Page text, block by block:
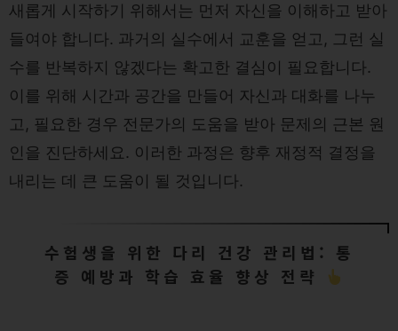
새롭게 시작하기 위해서는 먼저 자신을 이해하고 받아
들여야 합니다. 과거의 실수에서 교훈을 얻고, 그런 실
수를 반복하지 않겠다는 확고한 결심이 필요합니다.
이를 위해 시간과 공간을 만들어 자신과 대화를 나누
고, 필요한 경우 전문가의 도움을 받아 문제의 근본 원
인을 진단하세요. 이러한 과정은 향후 재정적 결정을
내리는 데 큰 도움이 될 것입니다.
수험생을 위한 다리 건강 관리법: 통
증 예방과 학습 효율 향상 전략